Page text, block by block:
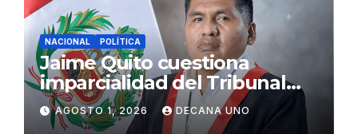
NACIONAL POLÍTICA
Jaime Quito cuestiona
imparcialidad del Tribunal
Constitucional tras liberación
de Ollanta Humala
AGOSTO 1, 2026 DECANA UNO